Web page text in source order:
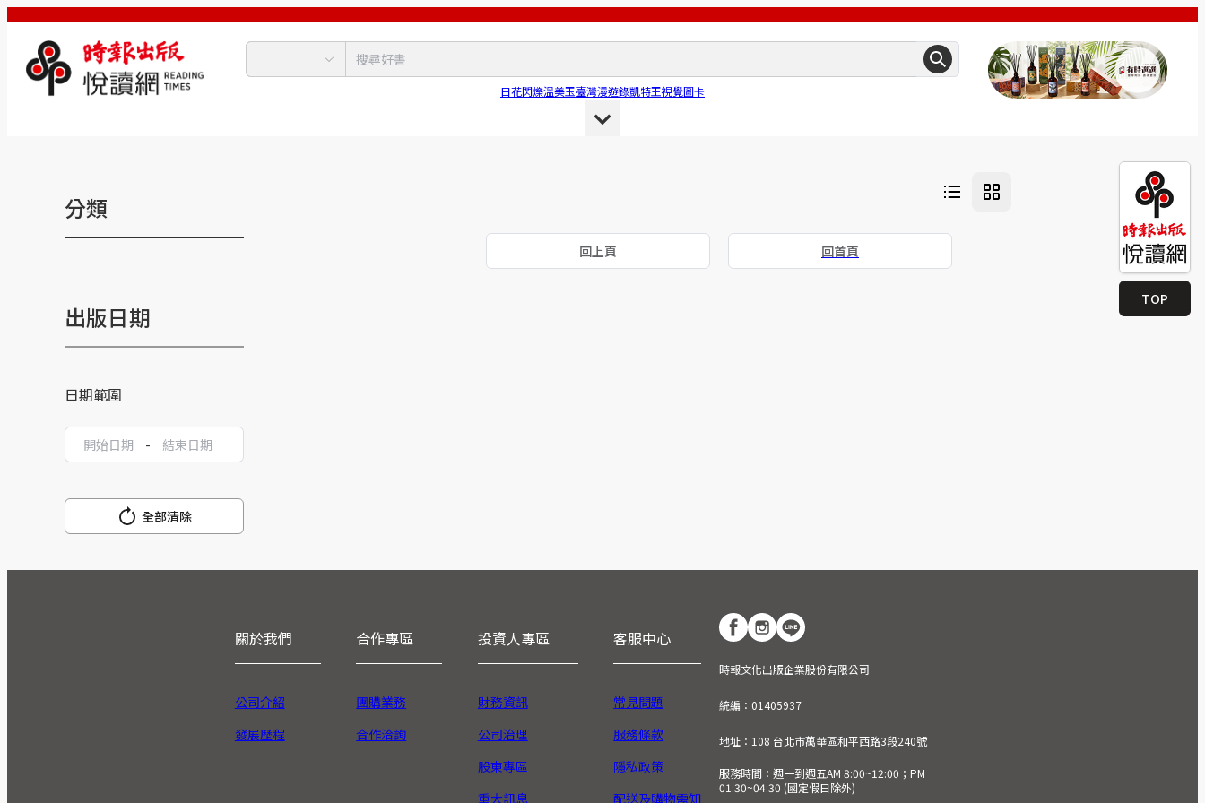
日花閃爍溫美玉臺灣漫遊錄凱特王視覺圖卡
TOP
分類
出版日期
日期範圍
-
全部清除
回上頁 回首頁
關於我們
公司介紹
發展歷程
合作專區
團購業務
合作洽詢
投資人專區
財務資訊
公司治理
股東專區
重大訊息
客服中心
常見問題
服務條款
隱私政策
配送及購物需知
時報文化出版企業股份有限公司
統編：01405937
地址：108 台北市萬華區和平西路3段240號
服務時間：週一到週五AM 8:00~12:00；PM
01:30~04:30 (國定假日除外)